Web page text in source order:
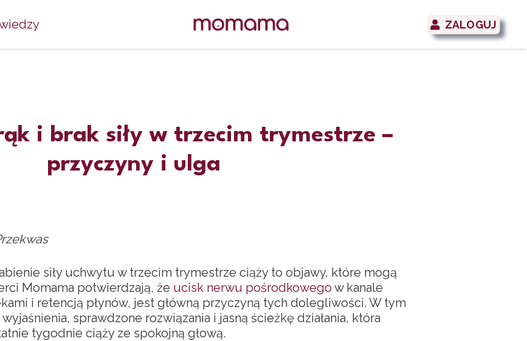
ZALOGUJ
i brak siły w trzecim trymestrze –
przyczyny i ulga
siły uchwytu w trzecim trymestrze ciąży to objawy, które mogą
Momama potwierdzają, że ucisk nerwu pośrodkowego w kanale
i retencją płynów, jest główną przyczyną tych dolegliwości. W tym
sprawdzone rozwiązania i jasną ścieżkę działania, która
tygodnie ciąży ze spokojną głową.